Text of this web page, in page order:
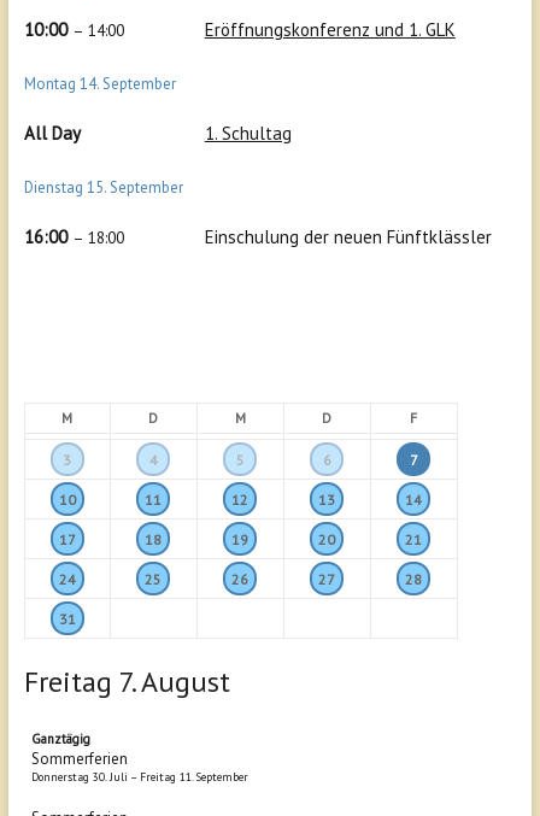
10:00 – 14:00 Eröffnungskonferenz und 1. GLK
Montag 14.September
All Day 1. Schultag
Dienstag 15.September
16:00 – 18:00 Einschulung der neuen Fünftklässler
M D M D F
3 4 5 6 7
10 11 12 13 14
17 18 19 20 21
24 25 26 27 28
31
Freitag 7.August
Ganztägig
Sommerferien
Donnerstag 30. Juli – Freitag 11. September